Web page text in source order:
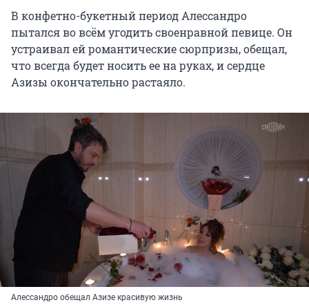
В конфетно-букетный период Алессандро
пытался во всём угодить своенравной певице. Он
устраивал ей романтические сюрпризы, обещал,
что всегда будет носить ее на руках, и сердце
Азизы окончательно растаяло.
Алессандро обещал Азизе красивую жизнь